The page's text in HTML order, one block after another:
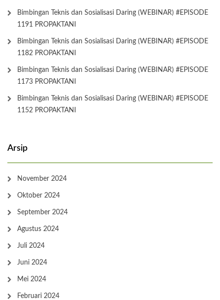
Bimbingan Teknis dan Sosialisasi Daring (WEBINAR) #EPISODE
1191 PROPAKTANI
Bimbingan Teknis dan Sosialisasi Daring (WEBINAR) #EPISODE
1182 PROPAKTANI
Bimbingan Teknis dan Sosialisasi Daring (WEBINAR) #EPISODE
1173 PROPAKTANI
Bimbingan Teknis dan Sosialisasi Daring (WEBINAR) #EPISODE
1152 PROPAKTANI
Arsip
November 2024
Oktober 2024
September 2024
Agustus 2024
Juli 2024
Juni 2024
Mei 2024
Februari 2024